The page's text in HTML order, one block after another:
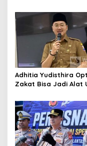
Komisioner Baznas
Berintegritas
Adhitia Yudisthira
Zakat Bisa Jadi Alat
Kota Cimahi